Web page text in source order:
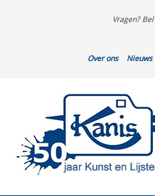
Vragen? Bel
Over ons Nieuws